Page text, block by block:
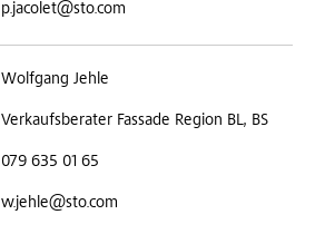
p.jacolet@sto.com
Wolfgang Jehle
Verkaufsberater Fassade Region BL, BS
079 635 01 65
w.jehle@sto.com